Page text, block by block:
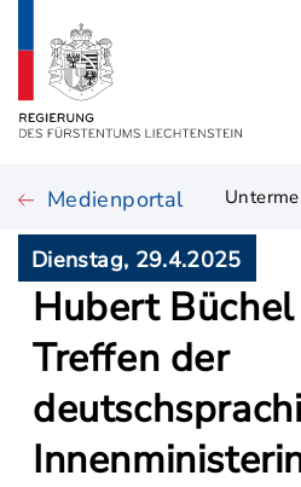
Medienportal
Dienstag, 29.4.2025
Hubert
Treffen der